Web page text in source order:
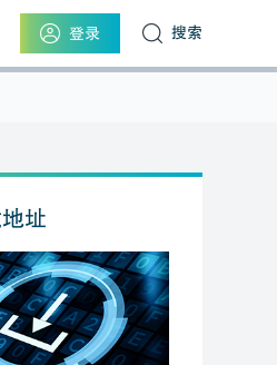
登录 搜索
址